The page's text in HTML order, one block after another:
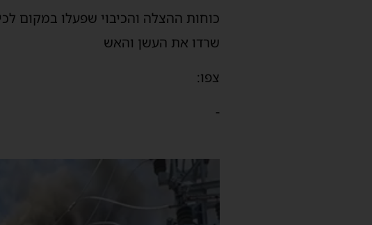
כוחות ההצלה והכיבוי שפעלו במקום
שרדו את העשן והאש
צפו:
-
וידאו